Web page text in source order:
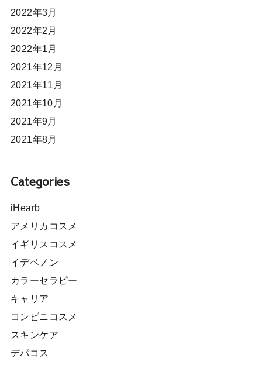
2022年3月
2022年2月
2022年1月
2021年12月
2021年11月
2021年10月
2021年9月
2021年8月
Categories
iHearb
アメリカコスメ
イギリスコスメ
イデベノン
カラーセラピー
キャリア
コンビニコスメ
スキンケア
デパコス